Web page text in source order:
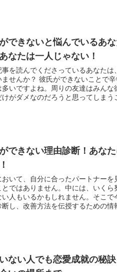
できないと悩んでいるあ
なたは一人じゃない！
事を読んでくださっているあなた
ませんか？ 彼氏ができないことで
多いですよね。周りの友達はみん
けがダメなのだろうと思ってしまう
できない理由診断！あな
おいて、自分に合ったパートナーを
とではありません。中には、いく
い人もいるかもしれません。そこ
断し、改善方法を伝授するための情
ない人でも恋愛成就の秘